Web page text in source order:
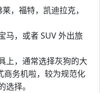
，福特，凯迪拉克，
马，或者 SUV 外出旅
上，通常选择灰狗的大
商务机啦，较为规范化
择。